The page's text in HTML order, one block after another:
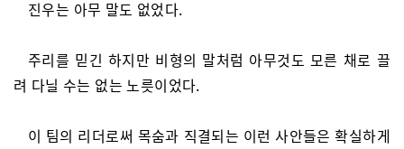
진우는 아무 말도 없었다.
주리를 믿긴 하지만 비형의 말처럼 아무것도 모른 채로 끌
려 다닐 수는 없는 노릇이었다.
이 팀의 리더로써 목숨과 직결되는 이런 사안들은 확실하게